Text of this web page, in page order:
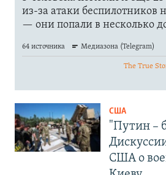
США
"Путин –
США о